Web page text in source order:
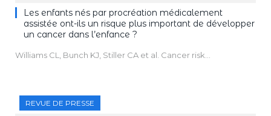
Les enfants nés par procréation médicalement
assistée ont-ils un risque plus important de développer
un cancer dans l’enfance ?
Williams CL, Bunch KJ, Stiller CA et al. Cancer risk…
REVUE DE PRESSE